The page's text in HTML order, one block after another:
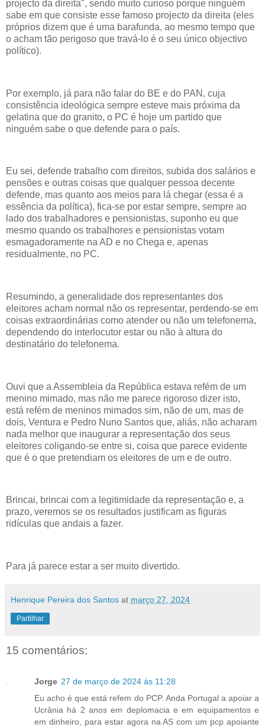
projecto da direita", sendo muito curioso porque ninguém
sabe em que consiste esse famoso projecto da direita (eles
próprios dizem que é uma barafunda, ao mesmo tempo que
o acham tão perigoso que travá-lo é o seu único objectivo
político).
Por exemplo, já para não falar do BE e do PAN, cuja
consistência ideológica sempre esteve mais próxima da
gelatina que do granito, o PC é hoje um partido que
ninguém sabe o que defende para o país.
Eu sei, defende trabalho com direitos, subida dos salários e
pensões e outras coisas que qualquer pessoa decente
defende, mas quanto aos meios para lá chegar (essa é a
essência da política), fica-se por estar sempre, sempre ao
lado dos trabalhadores e pensionistas, suponho eu que
mesmo quando os trabalhores e pensionistas votam
esmagadoramente na AD e no Chega e, apenas
residualmente, no PC.
Resumindo, a generalidade dos representantes dos
eleitores acham normal não os representar, perdendo-se em
coisas extraordinárias como atender ou não um telefonema,
dependendo do interlocutor estar ou não à altura do
destinatário do telefonema.
Ouvi que a Assembleia da República estava refém de um
menino mimado, mas não me parece rigoroso dizer isto,
está refém de meninos mimados sim, não de um, mas de
dois, Ventura e Pedro Nuno Santos que, aliás, não acharam
nada melhor que inaugurar a representação dos seus
eleitores coligando-se entre si, coisa que parece evidente
que é o que pretendiam os eleitores de um e de outro.
Brincai, brincai com a legitimidade da representação e, a
prazo, veremos se os resultados justificam as figuras
ridículas que andais a fazer.
Para já parece estar a ser muito divertido.
Henrique Pereira dos Santos at março 27, 2024
Partilhar
15 comentários:
Jorge 27 de março de 2024 às 11:28
Eu acho é que está refem do PCP. Anda Portugal a apoiar a
Ucrânia há 2 anos em deplomacia e em equipamentos e
em dinheiro, para estar agora na AS com um pcp apoiante